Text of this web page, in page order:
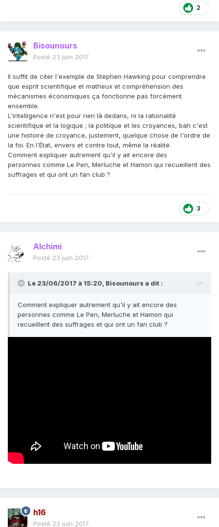
2
Bisounours
Posté 23 juin 2017
Il suffit de citer l'exemple de Stephen Hawking pour comprendre
que esprit scientifique et matheux et compréhension des
mécanismes économiques ça fonctionne pas forcément
ensemble.
L'intelligence n'est pour rien là dedans, ni la rationalité
scientifique et la logique ; la politique et les croyances, bah c'est
une histoire de croyance, justement, quelque chose de l'ordre de
la foi. En l'État, envers et contre tout, même la réalité.
Comment expliquer autrement qu'il y ait encore des
personnes comme Le Pen, Merluche et Hamon qui recueillent des
suffrages et qui ont un fan club ?
3
Alchimi
Posté 23 juin 2017
Le 23/06/2017 à 15:20, Bisounours a dit :
Comment expliquer autrement qu'il y ait encore des
personnes comme Le Pen, Merluche et Hamon qui
recueillent des suffrages et qui ont un fan club ?
h16
Posté 23 juin 2017